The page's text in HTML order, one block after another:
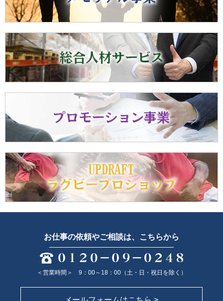
お仕事の依頼やご相談は、こちらから
＜営業時間＞ 9：00～18：00（土・日・祝日を除く）